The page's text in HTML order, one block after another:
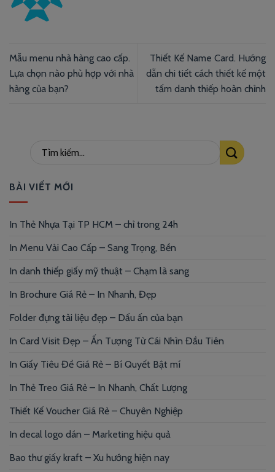
Mẫu menu nhà hàng cao cấp.
Lựa chọn nào phù hợp với nhà
hàng của bạn?
Thiết Kế Name Card. Hướng
dẫn chi tiết cách thiết kế một
tấm danh thiếp hoàn chỉnh
BÀI VIẾT MỚI
In Thẻ Nhựa Tại TP HCM – chỉ trong 24h
In Menu Vải Cao Cấp – Sang Trọng, Bền
In danh thiếp giấy mỹ thuật – Chạm là sang
In Brochure Giá Rẻ – In Nhanh, Đẹp
Folder đựng tài liệu đẹp – Dấu ấn của bạn
In Card Visit Đẹp – Ấn Tượng Từ Cái Nhìn Đầu Tiên
In Giấy Tiêu Đề Giá Rẻ – Bí Quyết Bật mí
In Thẻ Treo Giá Rẻ – In Nhanh, Chất Lượng
Thiết Kế Voucher Giá Rẻ – Chuyên Nghiệp
In decal logo dán – Marketing hiệu quả
Bao thư giấy kraft – Xu hướng hiện nay